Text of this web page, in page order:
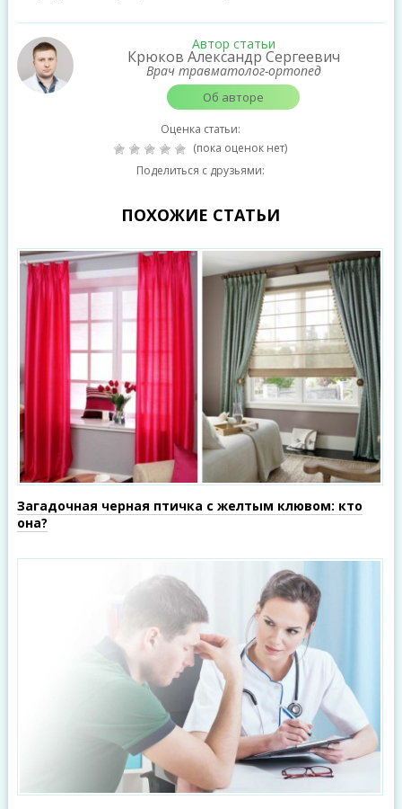
Автор статьи
Крюков Александр Сергеевич
Врач травматолог-ортопед
Об авторе
Оценка статьи:
(пока оценок нет)
Поделиться с друзьями:
ПОХОЖИЕ СТАТЬИ
Загадочная черная птичка с желтым клювом: кто
она?